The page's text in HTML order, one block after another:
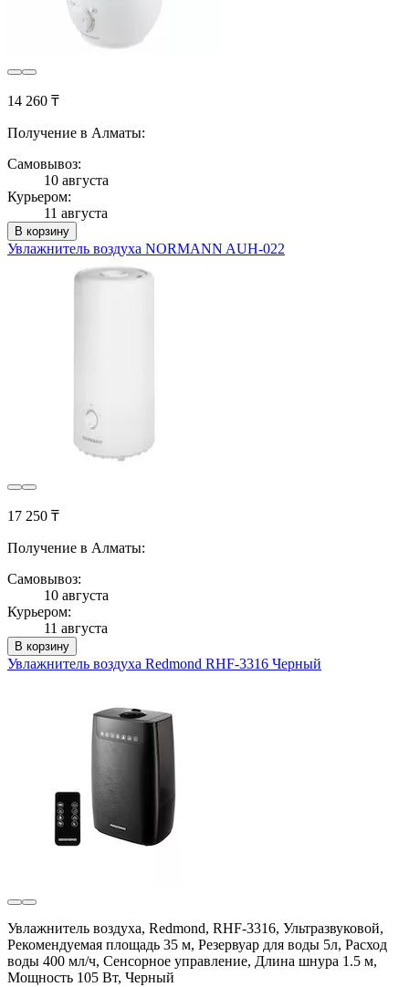
14 260 ₸
Получение в Алматы:
Самовывоз:
10 августа
Курьером:
11 августа
В корзину
Увлажнитель воздуха NORMANN AUH-022
17 250 ₸
Получение в Алматы:
Самовывоз:
10 августа
Курьером:
11 августа
В корзину
Увлажнитель воздуха Redmond RHF-3316 Черный
Увлажнитель воздуха, Redmond, RHF-3316, Ультразвуковой,
Рекомендуемая площадь 35 м, Резервуар для воды 5л, Расход
воды 400 мл/ч, Сенсорное управление, Длина шнура 1.5 м,
Мощность 105 Вт, Черный